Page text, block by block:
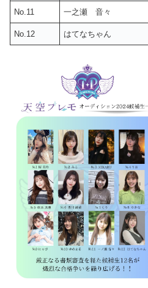
No.11 一之瀬 音々
No.12 はてなちゃん